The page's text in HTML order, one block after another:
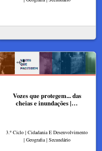
Vozes que protegem... das
cheias e inundações |…
3.º Ciclo | Cidadania E Desenvolvimento
| Geografia | Secundário